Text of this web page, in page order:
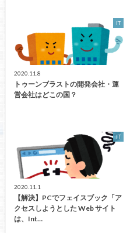
IT
2020.11.8
トゥーンブラストの開発会社・運
営会社はどこの国？
IT
2020.11.1
【解決】PCでフェイスブック「ア
クセスしようとした Web サイト
は、Int…